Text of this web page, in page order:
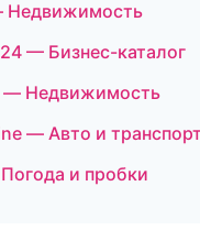
Недвижимость
— Бизнес-каталог
— Недвижимость
— Авто и транспорт
и пробки